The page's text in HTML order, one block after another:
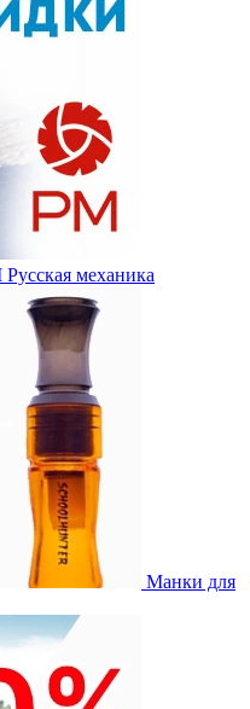
механика
Манки для